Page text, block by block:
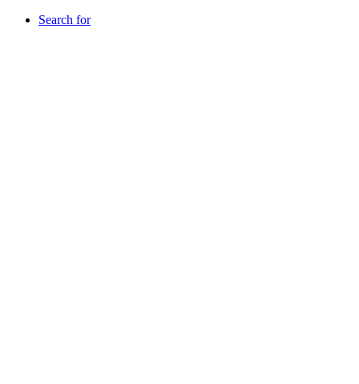
Search for